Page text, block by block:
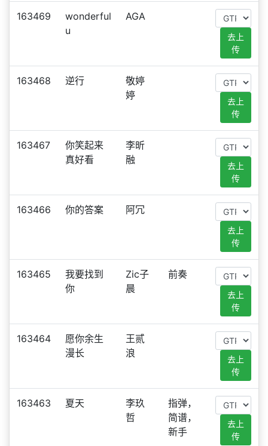
163469
wonderful
u
AGA
去上
传
163468 逆行
敬婷
婷
去上
传
163467
你笑起来
真好看
李昕
融
去上
传
163466 你的答案 阿冗
去上
传
163465
我要找到
你
Zic子
晨
前奏
去上
传
163464
愿你余生
漫长
王贰
浪
去上
传
163463 夏天
李玖
哲
指弹，
简谱，
新手
去上
传